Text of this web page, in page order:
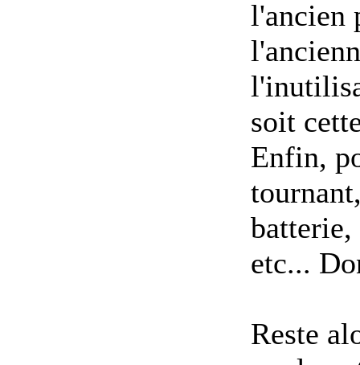
l'ancien
soit
Enfin,
batterie,
etc...
Reste